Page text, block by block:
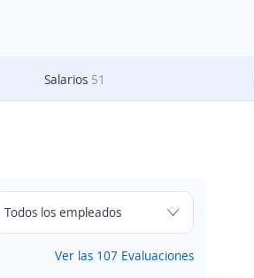
Salarios 51
Ver las 107 Evaluaciones